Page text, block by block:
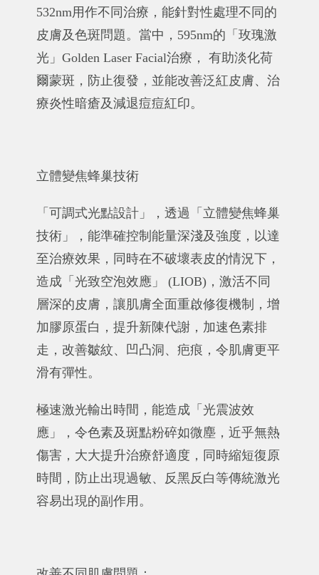
532nm用作不同治療，能針對性處理不同的
皮膚及色斑問題。當中，595nm的「玫瑰激
光」Golden Laser Facial治療， 有助淡化荷
爾蒙斑，防止復發，並能改善泛紅皮膚、治
療炎性暗瘡及減退痘痘紅印。
立體變焦蜂巢技術
「可調式光點設計」，透過「立體變焦蜂巢
技術」，能準確控制能量深淺及強度，以達
至治療效果，同時在不破壞表皮的情況下，
造成「光致空泡效應」 (LIOB)，激活不同
層深的皮膚，讓肌膚全面重啟修復機制，增
加膠原蛋白，提升新陳代謝，加速色素排
走，改善皺紋、凹凸洞、疤痕，令肌膚更平
滑有彈性。
極速激光輸出時間，能造成「光震波效
應」，令色素及斑點粉碎如微塵，近乎無熱
傷害，大大提升治療舒適度，同時縮短復原
時間，防止出現過敏、反黑反白等傳統激光
容易出現的副作用。